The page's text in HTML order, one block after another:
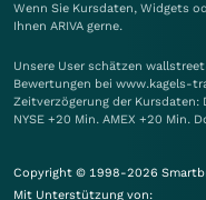
Wenn Sie Kursdaten, Widgets
Ihnen ARIVA gerne.
Unsere User schätzen
Bewertungen bei www.kagels-
Zeitverzögerung der Kursdaten:
NYSE +20 Min. AMEX +20 Min.
Copyright © 1998-2026
Mit Unterstützung von: